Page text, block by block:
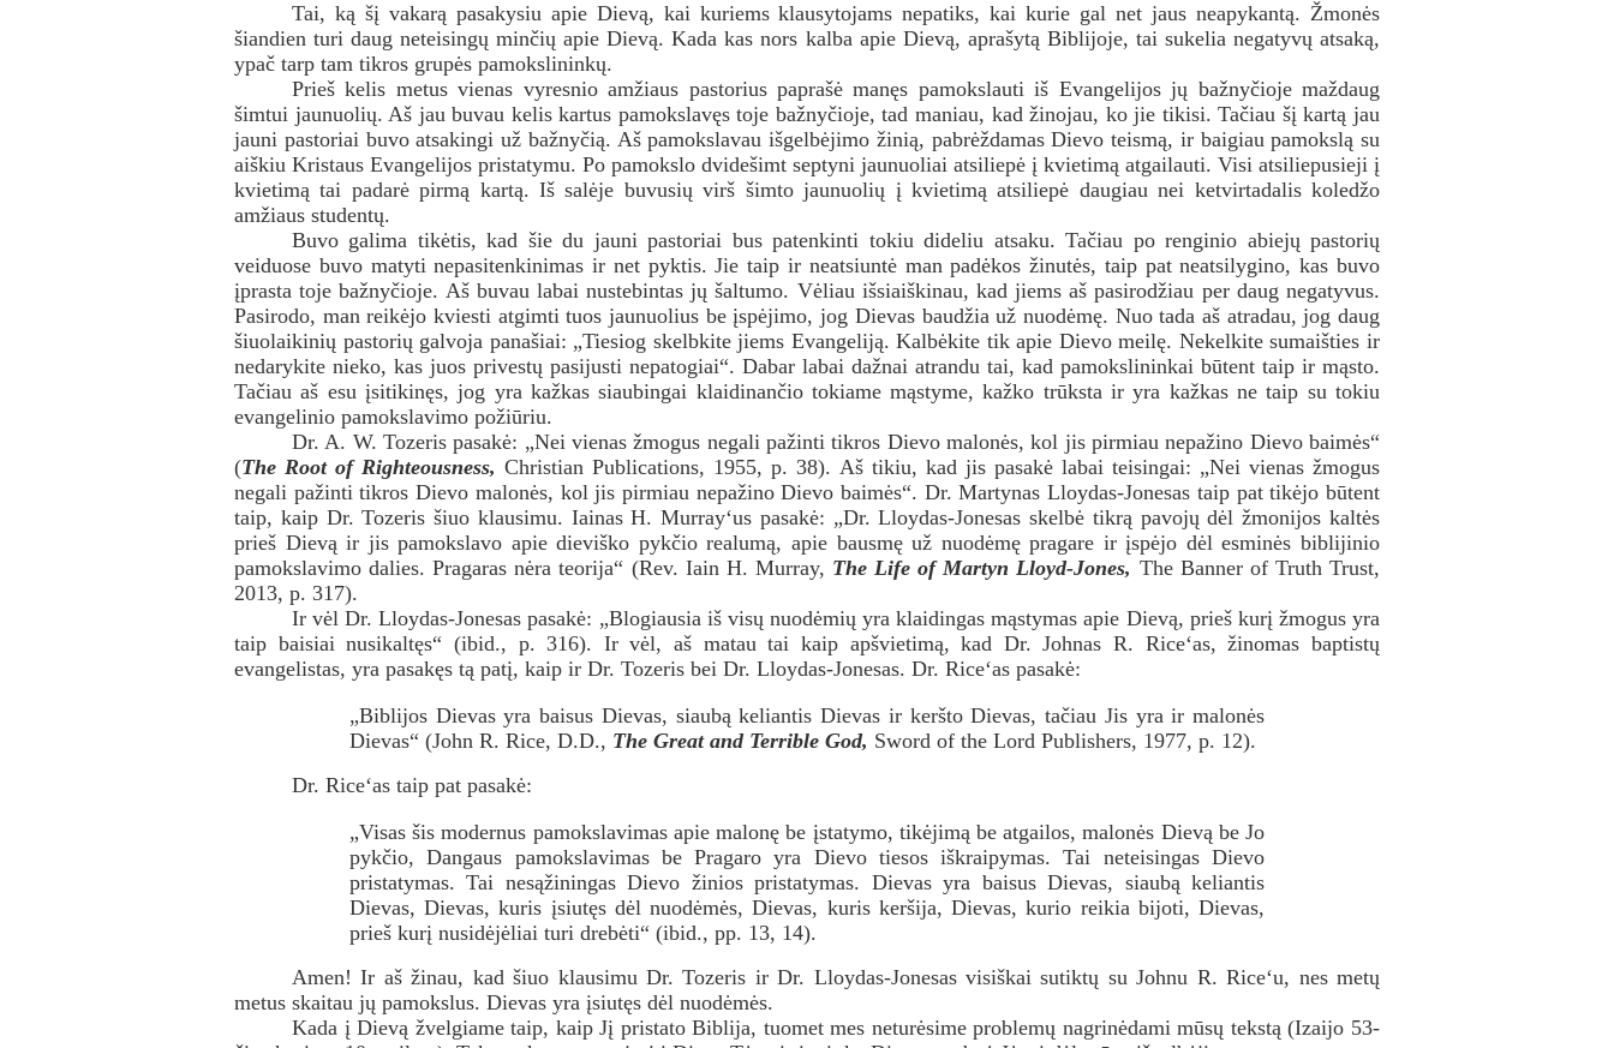
Tai, ką šį vakarą pasakysiu apie Dievą, kai kuriems klausytojams nepatiks, kai kurie gal net jaus neapykantą. Žmonės
šiandien turi daug neteisingų minčių apie Dievą. Kada kas nors kalba apie Dievą, aprašytą Biblijoje, tai sukelia negatyvų atsaką,
ypač tarp tam tikros grupės pamokslininkų.
Prieš kelis metus vienas vyresnio amžiaus pastorius paprašė manęs pamokslauti iš Evangelijos jų bažnyčioje maždaug
šimtui jaunuolių. Aš jau buvau kelis kartus pamokslavęs toje bažnyčioje, tad maniau, kad žinojau, ko jie tikisi. Tačiau šį kartą jau
jauni pastoriai buvo atsakingi už bažnyčią. Aš pamokslavau išgelbėjimo žinią, pabrėždamas Dievo teismą, ir baigiau pamokslą su
aiškiu Kristaus Evangelijos pristatymu. Po pamokslo dvidešimt septyni jaunuoliai atsiliepė į kvietimą atgailauti. Visi atsiliepusieji į
kvietimą tai padarė pirmą kartą. Iš salėje buvusių virš šimto jaunuolių į kvietimą atsiliepė daugiau nei ketvirtadalis koledžo
amžiaus studentų.
Buvo galima tikėtis, kad šie du jauni pastoriai bus patenkinti tokiu dideliu atsaku. Tačiau po renginio abiejų pastorių
veiduose buvo matyti nepasitenkinimas ir net pyktis. Jie taip ir neatsiuntė man padėkos žinutės, taip pat neatsilygino, kas buvo
įprasta toje bažnyčioje. Aš buvau labai nustebintas jų šaltumo. Vėliau išsiaiškinau, kad jiems aš pasirodžiau per daug negatyvus.
Pasirodo, man reikėjo kviesti atgimti tuos jaunuolius be įspėjimo, jog Dievas baudžia už nuodėmę. Nuo tada aš atradau, jog daug
šiuolaikinių pastorių galvoja panašiai: „Tiesiog skelbkite jiems Evangeliją. Kalbėkite tik apie Dievo meilę. Nekelkite sumaišties ir
nedarykite nieko, kas juos privestų pasijusti nepatogiai“. Dabar labai dažnai atrandu tai, kad pamokslininkai būtent taip ir mąsto.
Tačiau aš esu įsitikinęs, jog yra kažkas siaubingai klaidinančio tokiame mąstyme, kažko trūksta ir yra kažkas ne taip su tokiu
evangelinio pamokslavimo požiūriu.
Dr. A. W. Tozeris pasakė: „Nei vienas žmogus negali pažinti tikros Dievo malonės, kol jis pirmiau nepažino Dievo baimės“
(The Root of Righteousness, Christian Publications, 1955, p. 38). Aš tikiu, kad jis pasakė labai teisingai: „Nei vienas žmogus
negali pažinti tikros Dievo malonės, kol jis pirmiau nepažino Dievo baimės“. Dr. Martynas Lloydas-Jonesas taip pat tikėjo būtent
taip, kaip Dr. Tozeris šiuo klausimu. Iainas H. Murray‘us pasakė: „Dr. Lloydas-Jonesas skelbė tikrą pavojų dėl žmonijos kaltės
prieš Dievą ir jis pamokslavo apie dieviško pykčio realumą, apie bausmę už nuodėmę pragare ir įspėjo dėl esminės biblijinio
pamokslavimo dalies. Pragaras nėra teorija“ (Rev. Iain H. Murray, The Life of Martyn Lloyd-Jones, The Banner of Truth Trust,
2013, p. 317).
Ir vėl Dr. Lloydas-Jonesas pasakė: „Blogiausia iš visų nuodėmių yra klaidingas mąstymas apie Dievą, prieš kurį žmogus yra
taip baisiai nusikaltęs“ (ibid., p. 316). Ir vėl, aš matau tai kaip apšvietimą, kad Dr. Johnas R. Rice‘as, žinomas baptistų
evangelistas, yra pasakęs tą patį, kaip ir Dr. Tozeris bei Dr. Lloydas-Jonesas. Dr. Rice‘as pasakė:
„Biblijos Dievas yra baisus Dievas, siaubą keliantis Dievas ir keršto Dievas, tačiau Jis yra ir malonės
Dievas“ (John R. Rice, D.D., The Great and Terrible God, Sword of the Lord Publishers, 1977, p. 12).
Dr. Rice‘as taip pat pasakė:
„Visas šis modernus pamokslavimas apie malonę be įstatymo, tikėjimą be atgailos, malonės Dievą be Jo
pykčio, Dangaus pamokslavimas be Pragaro yra Dievo tiesos iškraipymas. Tai neteisingas Dievo
pristatymas. Tai nesąžiningas Dievo žinios pristatymas. Dievas yra baisus Dievas, siaubą keliantis
Dievas, Dievas, kuris įsiutęs dėl nuodėmės, Dievas, kuris keršija, Dievas, kurio reikia bijoti, Dievas,
prieš kurį nusidėjėliai turi drebėti“ (ibid., pp. 13, 14).
Amen! Ir aš žinau, kad šiuo klausimu Dr. Tozeris ir Dr. Lloydas-Jonesas visiškai sutiktų su Johnu R. Rice‘u, nes metų
metus skaitau jų pamokslus. Dievas yra įsiutęs dėl nuodėmės.
Kada į Dievą žvelgiame taip, kaip Jį pristato Biblija, tuomet mes neturėsime problemų nagrinėdami mūsų tekstą (Izaijo 53-